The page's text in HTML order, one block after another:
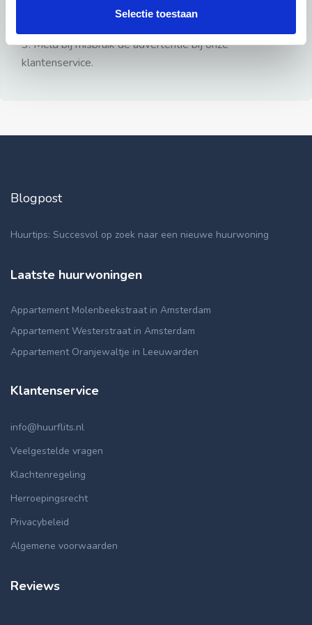
Selectie toestaan
3: Meld bij misbruik de advertentie bij onze
klantenservice.
Blogpost
Huurtips: Succesvol op zoek naar een nieuwe huurwoning
Laatste huurwoningen
Appartement Molenbeekstraat in Amsterdam
Appartement Westerstraat in Amsterdam
Appartement Oranjewaltje in Leeuwarden
Klantenservice
info@huurflits.nl
Veelgestelde vragen
Klachtenregeling
Herroepingsrecht
Privacybeleid
Algemene voorwaarden
Reviews